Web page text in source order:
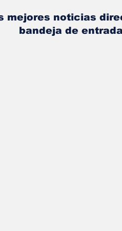
mejores noticias
bandeja de